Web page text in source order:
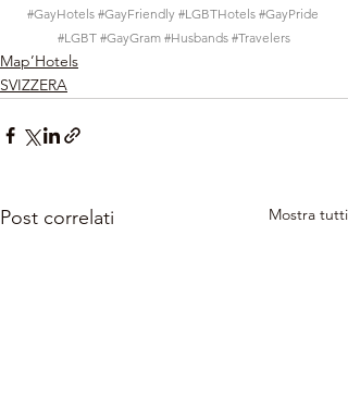
#GayHotels #GayFriendly #LGBTHotels #GayPride
#LGBT #GayGram #Husbands #Travelers
Map’Hotels
SVIZZERA
Post correlati Mostra tutti